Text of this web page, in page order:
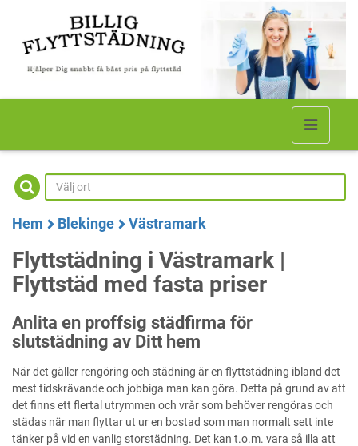
Hem Blekinge Västramark
Flyttstädning i Västramark |
Flyttstäd med fasta priser
Anlita en proffsig städfirma för
slutstädning av Ditt hem
När det gäller rengöring och städning är en flyttstädning ibland det
mest tidskrävande och jobbiga man kan göra. Detta på grund av att
det finns ett flertal utrymmen och vrår som behöver rengöras och
städas när man flyttar ut ur en bostad som man normalt sett inte
tänker på vid en vanlig storstädning. Det kan t.o.m. vara så illa att